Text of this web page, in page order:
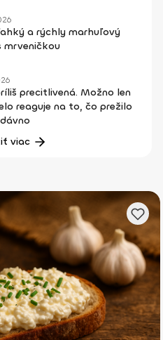
a rýchly marhuľový
mrveničkou
precitlivená. Možno len
reaguje na to, čo prežilo
viac